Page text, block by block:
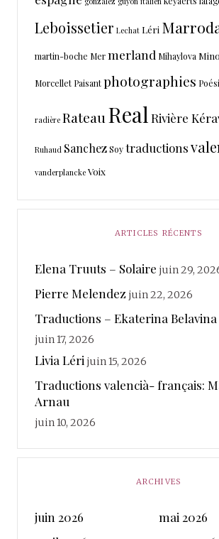
Leboissetier Lechat Léri
martin-boche Mermerland Mihaylova
Morcellet Paisantphotographies
radière RateauReal Rivière
Ruhaud SanchezSoytraductions
vanderplancke Voix
ARTICLES RÉCENTS
Elena Truuts – Solaire juin 29,
Pierre Melendez juin 22, 2026
Traductions – Ekaterina Belavina
juin 17, 2026
Livia Léri juin 15, 2026
Traductions valencià- français:
Arnau
juin 10, 2026
ARCHIVES
juin 2026
mai 2026